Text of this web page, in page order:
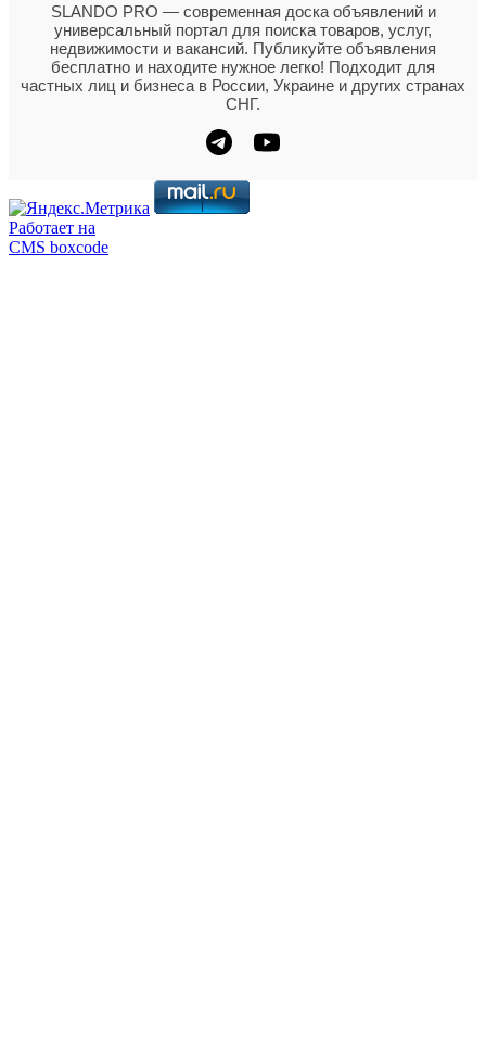
SLANDO PRO — современная доска объявлений и
универсальный портал для поиска товаров, услуг,
недвижимости и вакансий. Публикуйте объявления
бесплатно и находите нужное легко! Подходит для
частных лиц и бизнеса в России, Украине и других странах
СНГ.
Работает на
CMS boxcode